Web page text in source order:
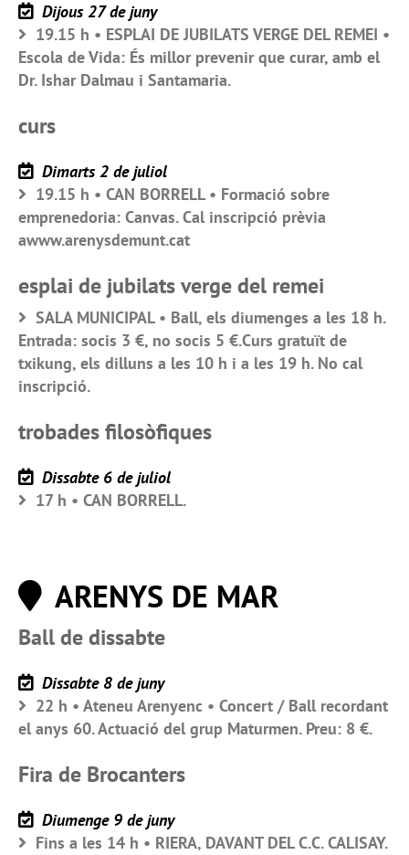
Dijous 27 de juny
19.15 h • ESPLAI DE JUBILATS VERGE DEL REMEI •
Escola de Vida: És millor prevenir que curar, amb el
Dr. Ishar Dalmau i Santamaria.
curs
Dimarts 2 de juliol
19.15 h • CAN BORRELL • Formació sobre
emprenedoria: Canvas. Cal inscripció prèvia
awww.arenysdemunt.cat
esplai de jubilats verge del remei
SALA MUNICIPAL • Ball, els diumenges a les 18 h.
Entrada: socis 3 €, no socis 5 €.Curs gratuït de
txikung, els dilluns a les 10 h i a les 19 h. No cal
inscripció.
trobades filosòfiques
Dissabte 6 de juliol
17 h • CAN BORRELL.
ARENYS DE MAR
Ball de dissabte
Dissabte 8 de juny
22 h • Ateneu Arenyenc • Concert / Ball recordant
el anys 60. Actuació del grup Maturmen. Preu: 8 €.
Fira de Brocanters
Diumenge 9 de juny
Fins a les 14 h • RIERA, DAVANT DEL C.C. CALISAY.